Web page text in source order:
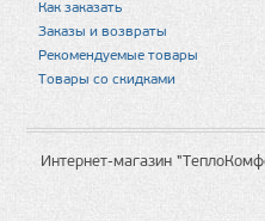
Как заказать
Заказы и возвраты
Рекомендуемые товары
Товары со скидками
Интернет-магазин